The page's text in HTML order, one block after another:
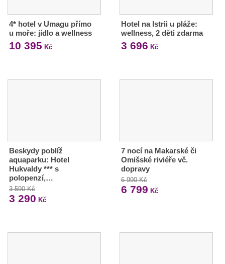
4* hotel v Umagu přímo
u moře: jídlo a wellness
10 395 Kč
Hotel na Istrii u pláže:
wellness, 2 děti zdarma
3 696 Kč
Beskydy poblíž
aquaparku: Hotel
Hukvaldy *** s
polopenzí,…
3 590 Kč
3 290 Kč
7 nocí na Makarské či
Omišské riviéře vč.
dopravy
6 990 Kč
6 799 Kč